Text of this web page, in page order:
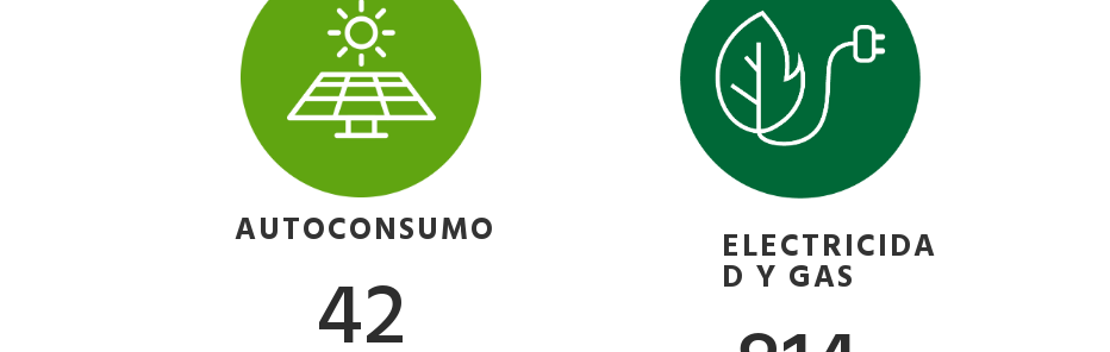
AUTOCONSUMO
42
ELECTRICIDA
D Y GAS